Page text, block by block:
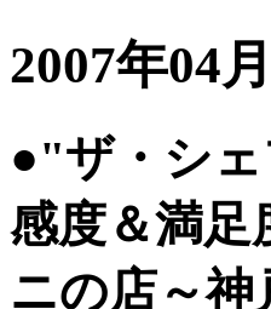
2007年04
●"ザ・シ
感度＆満足
ニの店～